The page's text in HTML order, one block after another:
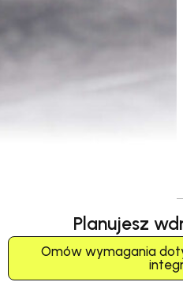
Planujesz
Omów wymagania